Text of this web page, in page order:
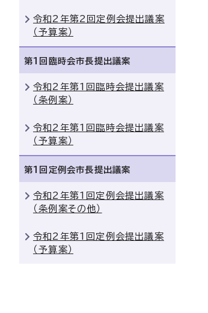
令和2年第2回定例会提出議案
（予算案）
第1回臨時会市長提出議案
令和2年第1回臨時会提出議案
（条例案）
令和2年第1回臨時会提出議案
（予算案）
第1回定例会市長提出議案
令和2年第1回定例会提出議案
（条例案その他）
令和2年第1回定例会提出議案
（予算案）